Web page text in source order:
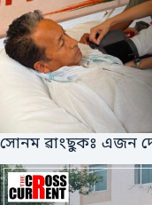
সোনম ৱাংছুকঃ এজন